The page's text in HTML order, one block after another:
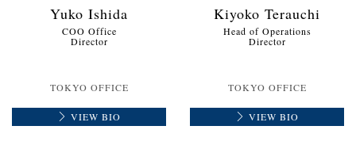
Yuko Ishida
COO Office
Director
TOKYO OFFICE
VIEW BIO
Kiyoko Terauchi
Head of Operations
Director
TOKYO OFFICE
VIEW BIO